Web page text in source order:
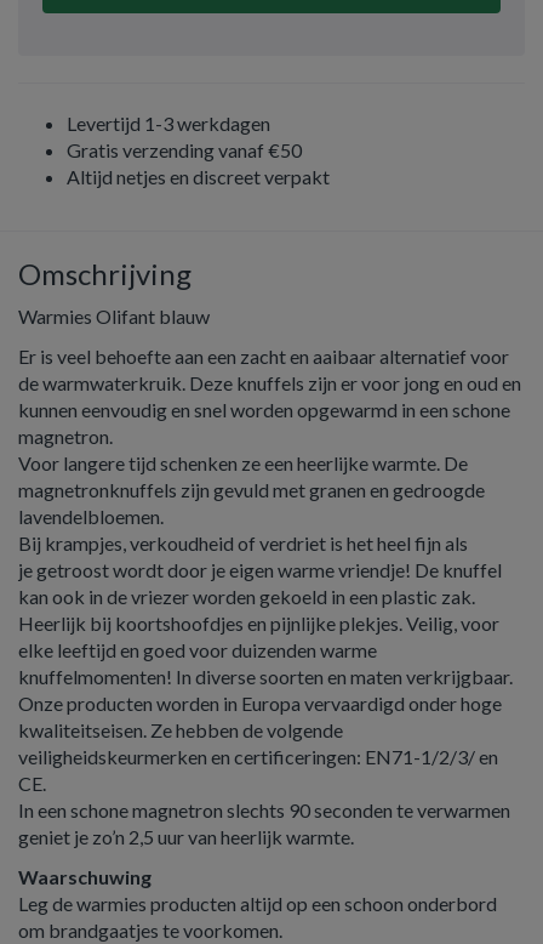
Levertijd 1-3 werkdagen
Gratis verzending vanaf €50
Altijd netjes en discreet verpakt
Omschrijving
Warmies Olifant blauw
Er is veel behoefte aan een zacht en aaibaar alternatief voor
de warmwaterkruik. Deze knuffels zijn er voor jong en oud en
kunnen eenvoudig en snel worden opgewarmd in een schone
magnetron.
Voor langere tijd schenken ze een heerlijke warmte. De
magnetronknuffels zijn gevuld met granen en gedroogde
lavendelbloemen.
Bij krampjes, verkoudheid of verdriet is het heel fijn als
je getroost wordt door je eigen warme vriendje! De knuffel
kan ook in de vriezer worden gekoeld in een plastic zak.
Heerlijk bij koortshoofdjes en pijnlijke plekjes. Veilig, voor
elke leeftijd en goed voor duizenden warme
knuffelmomenten! In diverse soorten en maten verkrijgbaar.
Onze producten worden in Europa vervaardigd onder hoge
kwaliteitseisen. Ze hebben de volgende
veiligheidskeurmerken en certificeringen: EN71-1/2/3/ en
CE.
In een schone magnetron slechts 90 seconden te verwarmen
geniet je zo’n 2,5 uur van heerlijk warmte.
Waarschuwing
Leg de warmies producten altijd op een schoon onderbord
om brandgaatjes te voorkomen.